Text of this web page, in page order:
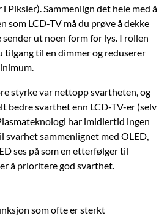
Piksler). Sammenlign det hele med å
som LCD-TV må du prøve å dekke
sender ut noen form for lys. I rollen
tilgang til en dimmer og reduserer
styrke var nettopp svartheten, og
bedre svarthet enn LCD-TV-er (selv
har imidlertid ingen
sammenlignet med OLED,
ses på som en etterfølger til
å prioritere god svarthet.
som ofte er sterkt